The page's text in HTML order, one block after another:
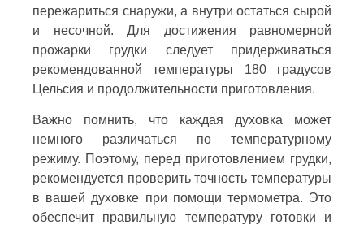
пережариться снаружи, а внутри остаться сырой
и несочной. Для достижения равномерной
прожарки грудки следует придерживаться
рекомендованной температуры 180 градусов
Цельсия и продолжительности приготовления.
Важно помнить, что каждая духовка может
немного различаться по температурному
режиму. Поэтому, перед приготовлением грудки,
рекомендуется проверить точность температуры
в вашей духовке при помощи термометра. Это
обеспечит правильную температуру готовки и